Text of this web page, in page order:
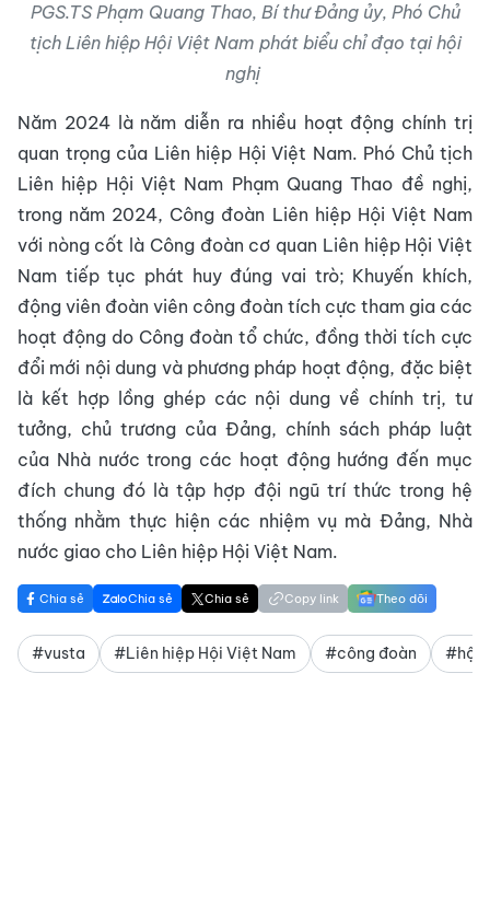
PGS.TS Phạm Quang Thao, Bí thư Đảng ủy, Phó Chủ
tịch Liên hiệp Hội Việt Nam phát biểu chỉ đạo tại hội
nghị
Năm 2024 là năm diễn ra nhiều hoạt động chính trị
quan trọng của Liên hiệp Hội Việt Nam. Phó Chủ tịch
Liên hiệp Hội Việt Nam Phạm Quang Thao đề nghị,
trong năm 2024, Công đoàn Liên hiệp Hội Việt Nam
với nòng cốt là Công đoàn cơ quan Liên hiệp Hội Việt
Nam tiếp tục phát huy đúng vai trò; Khuyến khích,
động viên đoàn viên công đoàn tích cực tham gia các
hoạt động do Công đoàn tổ chức, đồng thời tích cực
đổi mới nội dung và phương pháp hoạt động, đặc biệt
là kết hợp lồng ghép các nội dung về chính trị, tư
tưởng, chủ trương của Đảng, chính sách pháp luật
của Nhà nước trong các hoạt động hướng đến mục
đích chung đó là tập hợp đội ngũ trí thức trong hệ
thống nhằm thực hiện các nhiệm vụ mà Đảng, Nhà
nước giao cho Liên hiệp Hội Việt Nam.
Chia sẻ Chia sẻ Chia sẻ Copy link Theo dõi
#vusta #Liên hiệp Hội Việt Nam #công đoàn #hội